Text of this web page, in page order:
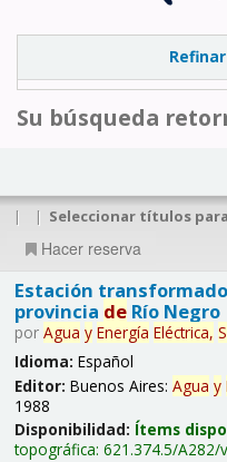
Su búsqueda
| | Seleccionar títulos
Hacer reserva
Estación
provincia deRío Negro
por Agua y Energía Eléctrica,
Idioma: Español
Editor: Buenos Aires: Agua y
1988
Disponibilidad: Ítems
topográfica: 621.374.5/A282/